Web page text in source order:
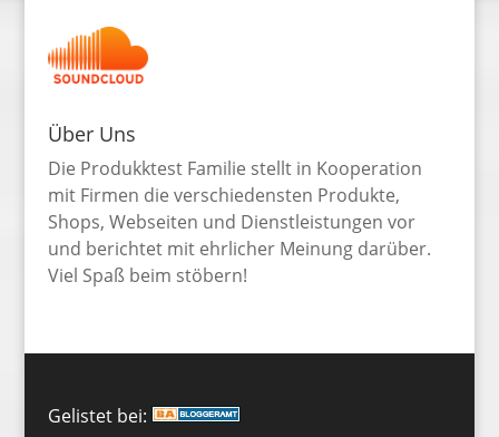
Über Uns
Die Produkktest Familie stellt in Kooperation
mit Firmen die verschiedensten Produkte,
Shops, Webseiten und Dienstleistungen vor
und berichtet mit ehrlicher Meinung darüber.
Viel Spaß beim stöbern!
Gelistet bei: